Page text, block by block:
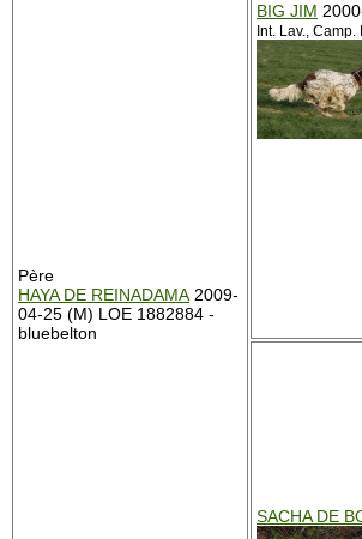
Père
HAYA DE REINADAMA 2009-
04-25 (M) LOE 1882884 -
bluebelton
BIG JIM
Int. Lav., Camp.
SACHA DE